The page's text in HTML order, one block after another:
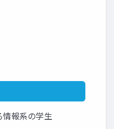
情報系の学生